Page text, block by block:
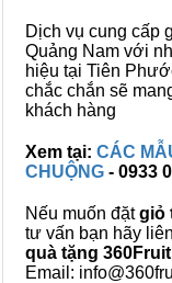
Dịch vụ cung cấp
Quảng Nam với
hiệu tại Tiên
chắc chắn sẽ
khách hàng
Xem tại: CÁC
CHUỘNG - 0933
Nếu muốn đặtgiỏ
tư vấn bạn hãy
quà tặng 360Fruit
Email: